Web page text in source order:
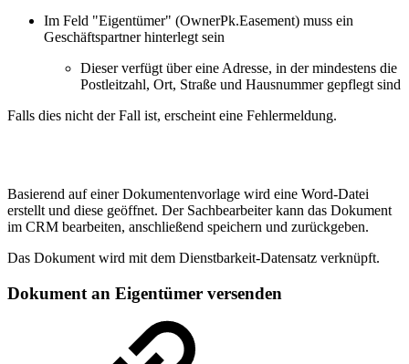
Im Feld "Eigentümer" (OwnerPk.Easement) muss ein
Geschäftspartner hinterlegt sein
Dieser verfügt über eine Adresse, in der mindestens die
Postleitzahl, Ort, Straße und Hausnummer gepflegt sind
Falls dies nicht der Fall ist, erscheint eine Fehlermeldung.
Basierend auf einer Dokumentenvorlage wird eine Word-Datei
erstellt und diese geöffnet. Der Sachbearbeiter kann das Dokument
im CRM bearbeiten, anschließend speichern und zurückgeben.
Das Dokument wird mit dem Dienstbarkeit-Datensatz verknüpft.
Dokument an Eigentümer versenden